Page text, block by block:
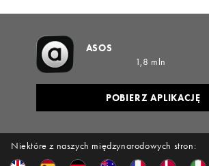
Niektóre z naszych międzynarodowych stron:
ASOS
1,8 mln
POBIERZ APLIKACJĘ